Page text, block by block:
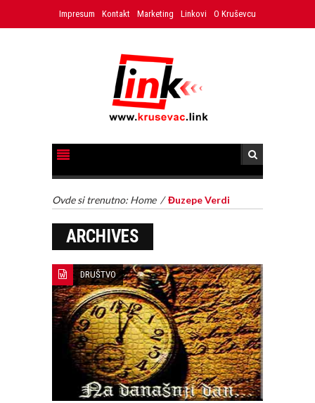
Impresum Kontakt Marketing Linkovi O Kruševcu
Ovde si trenutno: Home /Đuzepe Verdi
ARCHIVES
DRUŠTVO